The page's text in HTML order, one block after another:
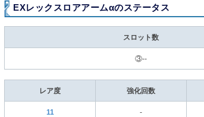
EXレックスロアアームαのステータス
スロット数
③--
レア度 強化回数
11 -